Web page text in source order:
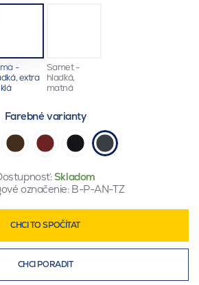
-
extra
Samet -
hladká,
matná
Farebné varianty
Skladom
označenie: B-P-AN-TZ
CHCI TO SPOČÍTAT
CHCI PORADIT